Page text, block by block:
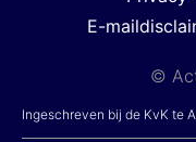
E-
©
Ingeschreven bij de KvK te